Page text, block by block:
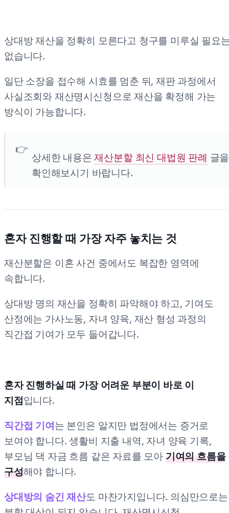
상대방 재산을 정확히 모른다고 청구를 미루실 필요
없습니다.
일단 소장을 접수해 시효를 멈춘 뒤, 재판 과정에서
사실조회와 재산명시신청으로 재산을 확정해 가는
방식이 가능합니다.
상세한 내용은재산분할 최신 대법원 판례 글을
확인해보시기 바랍니다.
혼자 진행할 때 가장 자주 놓치는 것
재산분할은 이혼 사건 중에서도 복잡한 영역에
속합니다.
상대방 명의 재산을 정확히 파악해야 하고, 기여도
산정에는 가사노동, 자녀 양육, 재산 형성 과정의
직간접 기여가 모두 들어갑니다.
혼자 진행하실 때 가장 어려운 부분이 바로 이
지점입니다.
직간접 기여는 본인은 알지만 법정에서는 증거로
보여야 합니다. 생활비 지출 내역, 자녀 양육 기록,
부모님 댁 자금 흐름 같은 자료를 모아기여의 흐름을
구성해야 합니다.
상대방의 숨긴 재산도 마찬가지입니다. 의심만으로는